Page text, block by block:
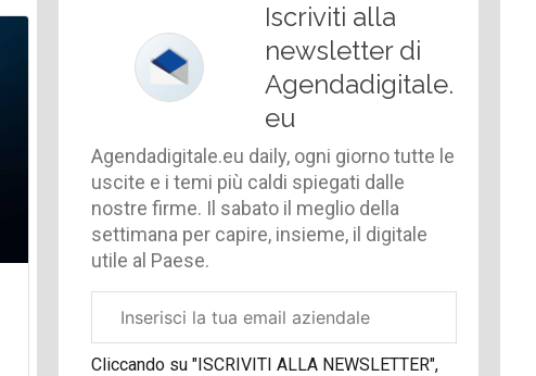
Iscriviti alla
newsletter di
Agendadigitale.
eu
Agendadigitale.eu daily, ogni giorno tutte le
uscite e i temi più caldi spiegati dalle
nostre firme. Il sabato il meglio della
settimana per capire, insieme, il digitale
utile al Paese.
aziendale
Cliccando su "ISCRIVITI ALLA NEWSLETTER",